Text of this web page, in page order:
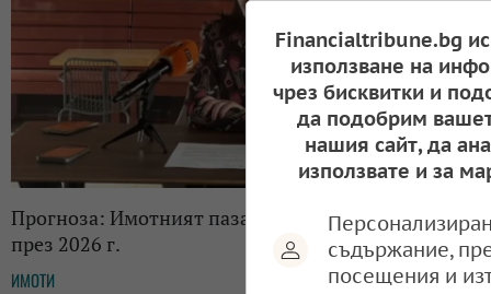
Прогноза: Имотният пазар у нас ще се балансира
през 2026 г.
ИМОТИ 13:41, 12.02.2026
Financialtribune.bg
използване на
чрез бисквитки и
да подобрим
нашия сайт, да
използвате и за
съдържание,
посещения и